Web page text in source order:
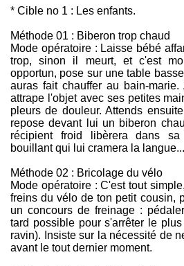
* Cible no 1 : Les enfants.
Méthode 01 : Biberon trop chaud
Mode opératoire : Laisse bébé
trop, sinon il meurt, et c'est
opportun, pose sur une table
auras fait chauffer au bain-
attrape l'objet avec ses petites
pleurs de douleur. Attends
repose devant lui un biberon
récipient froid libèrera dans
bouillant qui lui cramera la langue...
Méthode 02 : Bricolage du vélo
Mode opératoire : C'est tout
freins du vélo de ton petit cousin,
un concours de freinage :
tard possible pour s'arrêter le
ravin). Insiste sur la nécessité de
avant le tout dernier moment.